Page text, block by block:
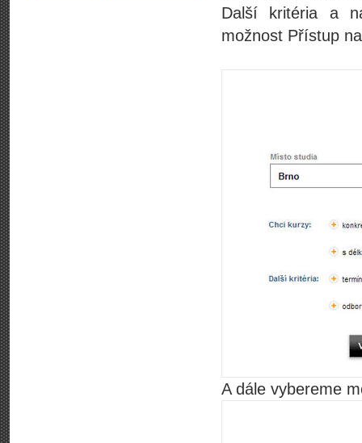
Další kritéria a
možnost Přístup
A dále vybereme